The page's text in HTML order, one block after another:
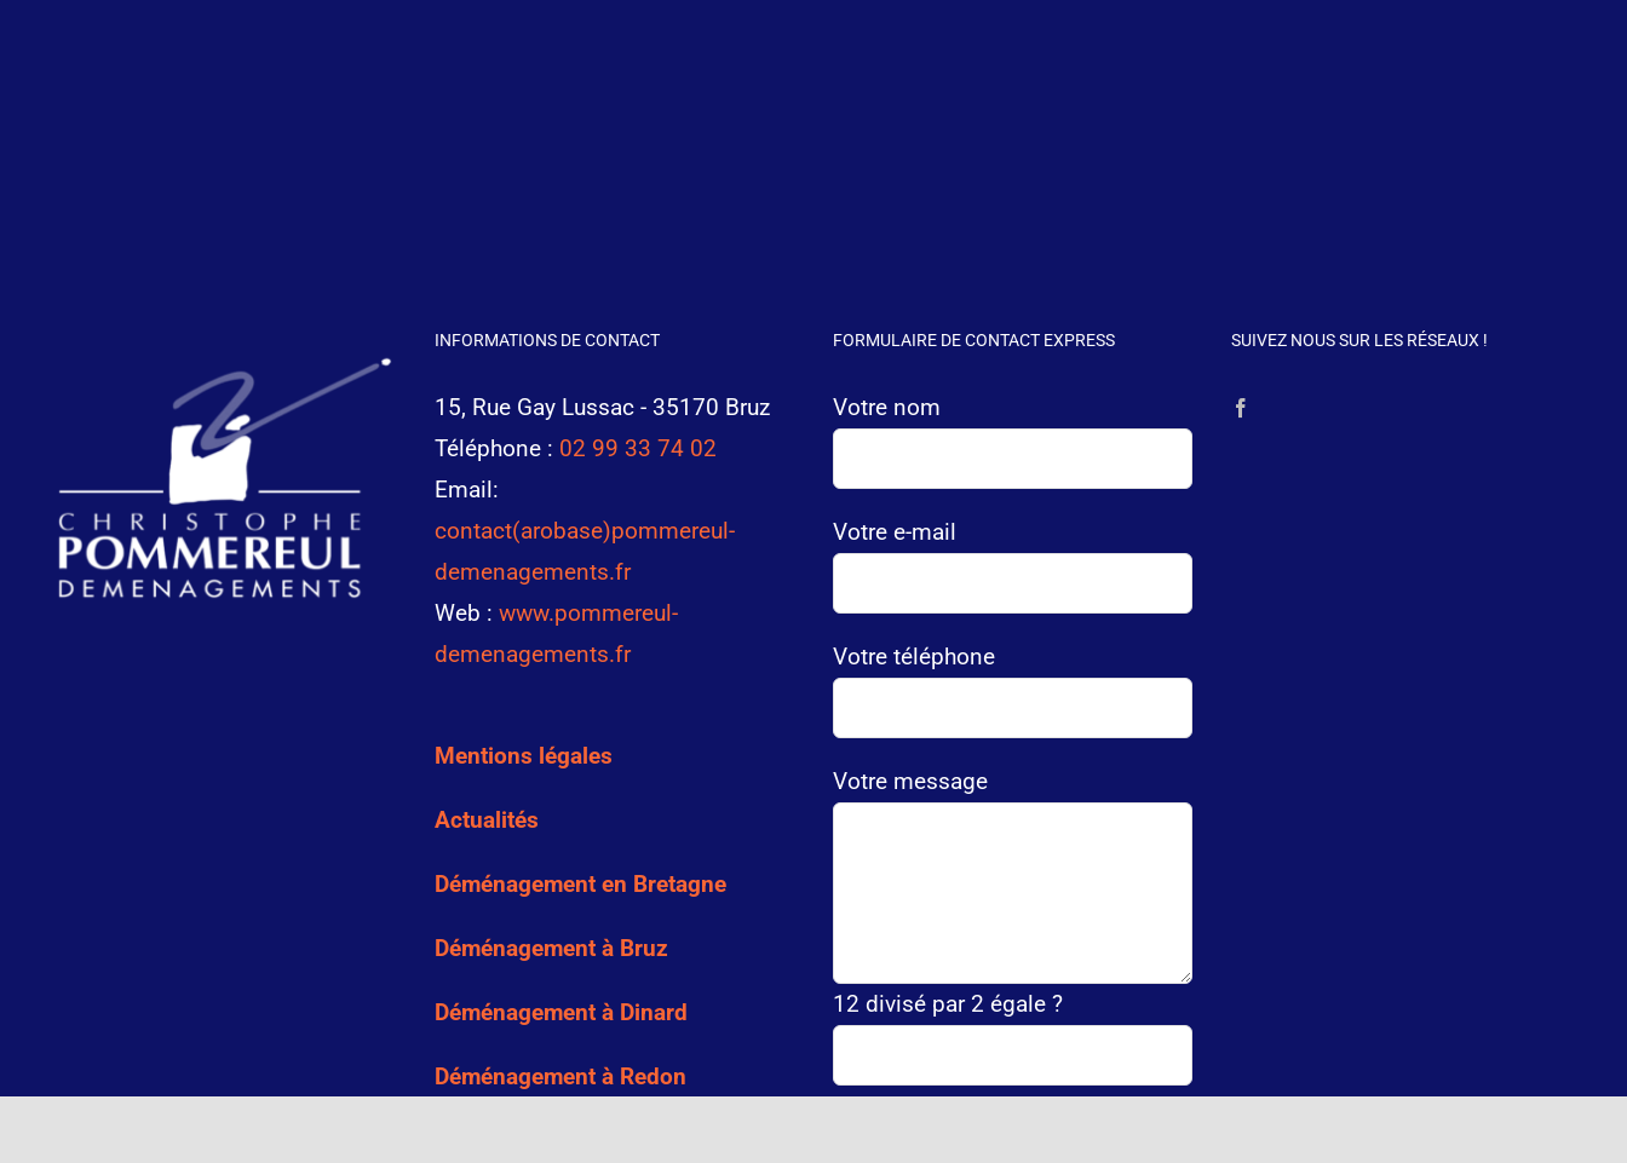
INFORMATIONS DE CONTACT
15, Rue Gay Lussac - 35170 Bruz
Téléphone : 02 99 33 74 02
Email:
contact(arobase)pommereul-
demenagements.fr
Web : www.pommereul-
demenagements.fr
Mentions légales
Actualités
Déménagement en Bretagne
Déménagement à Bruz
Déménagement à Dinard
Déménagement à Redon
FORMULAIRE DE CONTACT EXPRESS
Votre nom
Votre e-mail
Votre téléphone
Votre message
12 divisé par 2 égale ?
SUIVEZ NOUS SUR LES RÉSEAUX !